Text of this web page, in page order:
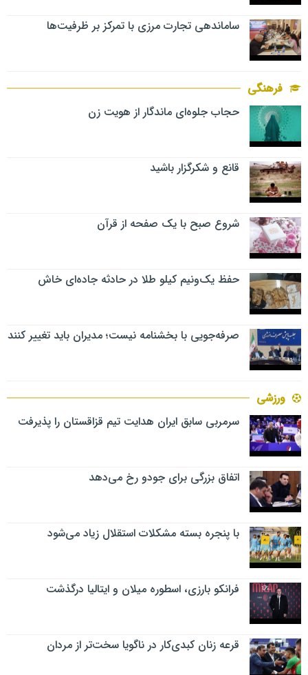
ساماندهی تجارت مرزی با تمرکز بر ظرفیت‌ها
فرهنگی
حجاب جلوه‌ای ماندگار از هویت زن
قانع و شکرگزار باشید
شروع صبح با یک صفحه از قرآن
حفظ یک‌ونیم کیلو طلا در حادثه جاده‌ای خاش
صرفه‌جویی با بخشنامه نیست؛ مدیران باید تغییر کنند
ورزشی
سرمربی سابق ایران هدایت تیم قزاقستان را پذیرفت
اتفاق بزرگی برای جودو رخ می‌دهد
با پنجره بسته مشکلات استقلال زیاد می‌شود
فرانکو بارزی، اسطوره میلان و ایتالیا درگذشت
قرعه زنان کبدی‌کار در ناگویا سخت‌تر از مردان